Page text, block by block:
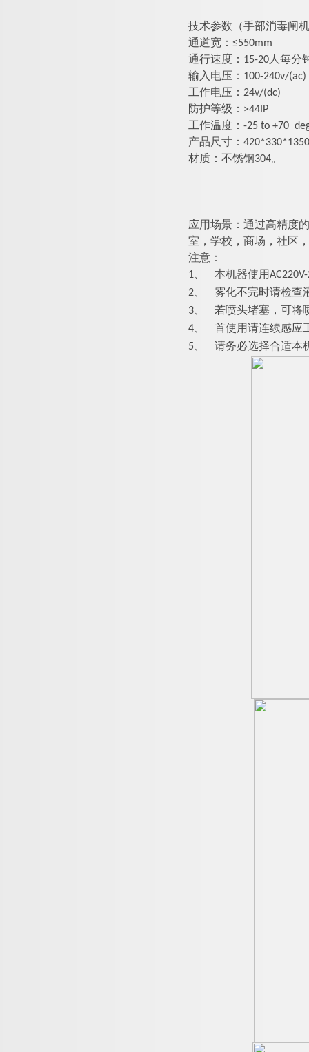
技术参数（手部消毒闸
通道宽：≤550mm
通行速度： 15-20人每分
输入电压：100-240v/(ac)
工作电压：24v/(dc)
防护等级：>44IP
工作温度：-25 to +70
产品尺寸： 420*330*1350
材质：不锈钢304。
应用场景： 通过高精度
室，学校，商场，社区
注意：
1、
本机器使用
2、
雾化不完时请检查
3、
若喷头堵塞，可将
4、
首使用请连续感应
5、
请务必选择合适本